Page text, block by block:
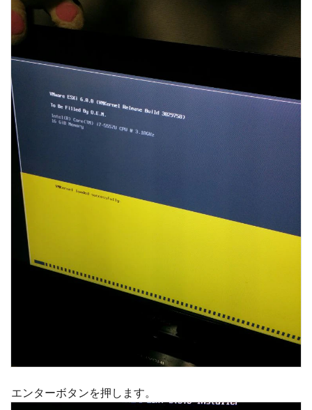
エンターボタンを押します。